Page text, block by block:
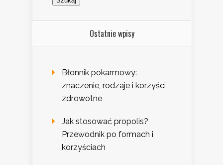
Ostatnie wpisy
Błonnik pokarmowy:
znaczenie, rodzaje i korzyści
zdrowotne
Jak stosować propolis?
Przewodnik po formach i
korzyściach